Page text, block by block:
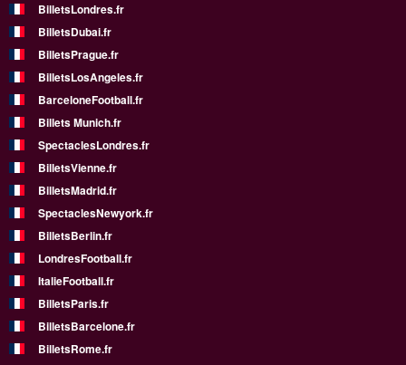
BilletsLondres.fr
BilletsDubai.fr
BilletsPrague.fr
BilletsLosAngeles.fr
BarceloneFootball.fr
Billets Munich.fr
SpectaclesLondres.fr
BilletsVienne.fr
BilletsMadrid.fr
SpectaclesNewyork.fr
BilletsBerlin.fr
LondresFootball.fr
ItalieFootball.fr
BilletsParis.fr
BilletsBarcelone.fr
BilletsRome.fr